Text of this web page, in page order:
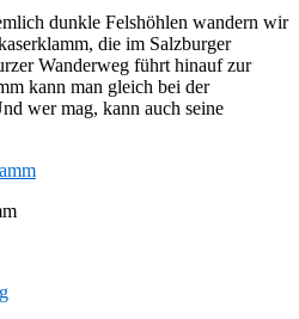
dunkle Felshöhlen wandern wir
die im Salzburger
Wanderweg führt hinauf zur
kann man gleich bei der
wer mag, kann auch seine